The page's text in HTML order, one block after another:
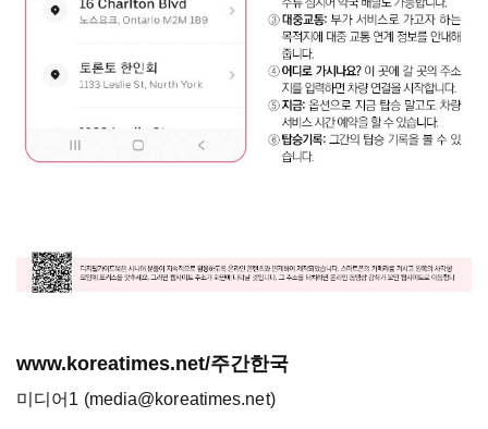
www.koreatimes.net/주간한국
미디어1 (media@koreatimes.net)